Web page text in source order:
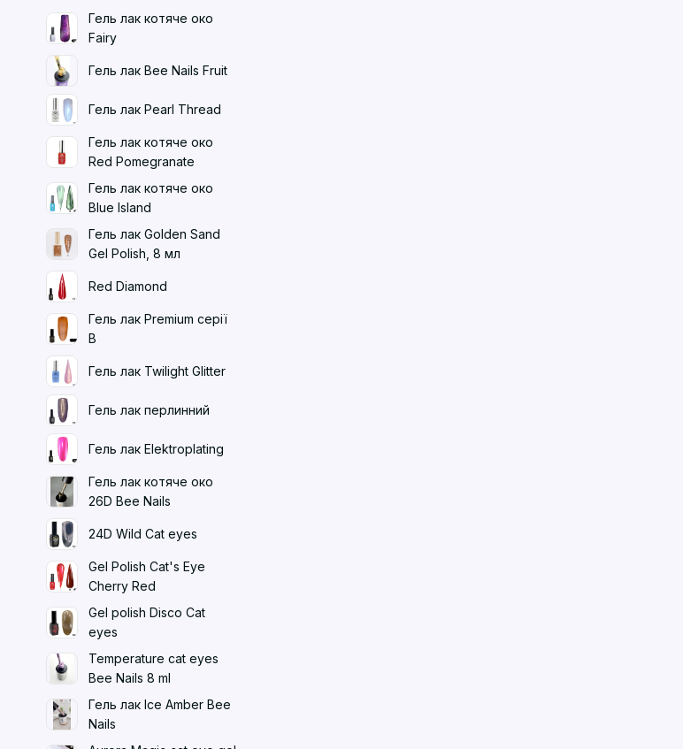
Гель лак котяче око
Fairy
Гель лак Bee Nails Fruit
Гель лак Pearl Thread
Гель лак котяче око
Red Pomegranate
Гель лак котяче око
Blue Island
Гель лак Golden Sand
Gel Polish, 8 мл
Red Diamond
Гель лак Premium серії
B
Гель лак Twilight Glitter
Гель лак перлинний
Гель лак Elektroplating
Гель лак котяче око
26D Bee Nails
24D Wild Cat eyes
Gel Polish Cat's Eye
Cherry Red
Gel polish Disco Cat
eyes
Temperature cat eyes
Bee Nails 8 ml
Гель лак Ice Amber Bee
Nails